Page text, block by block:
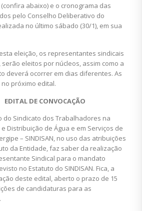
abaixo) e o cronograma das
pelo Conselho Deliberativo do
no último sábado (30/1), em sua
eleição, os representantes sindicais
serão eleitos por núcleos, assim como a
deverá ocorrer em dias diferentes. As
próximo edital.
do Sindicato dos Trabalhadores na
Distribuição de Água e em Serviços de
– SINDISAN, no uso das atribuições
da Entidade, faz saber da realização
Sindical para o mandato
no Estatuto do SINDISAN. Fica, a
deste edital, aberto o prazo de 15
de candidaturas para as